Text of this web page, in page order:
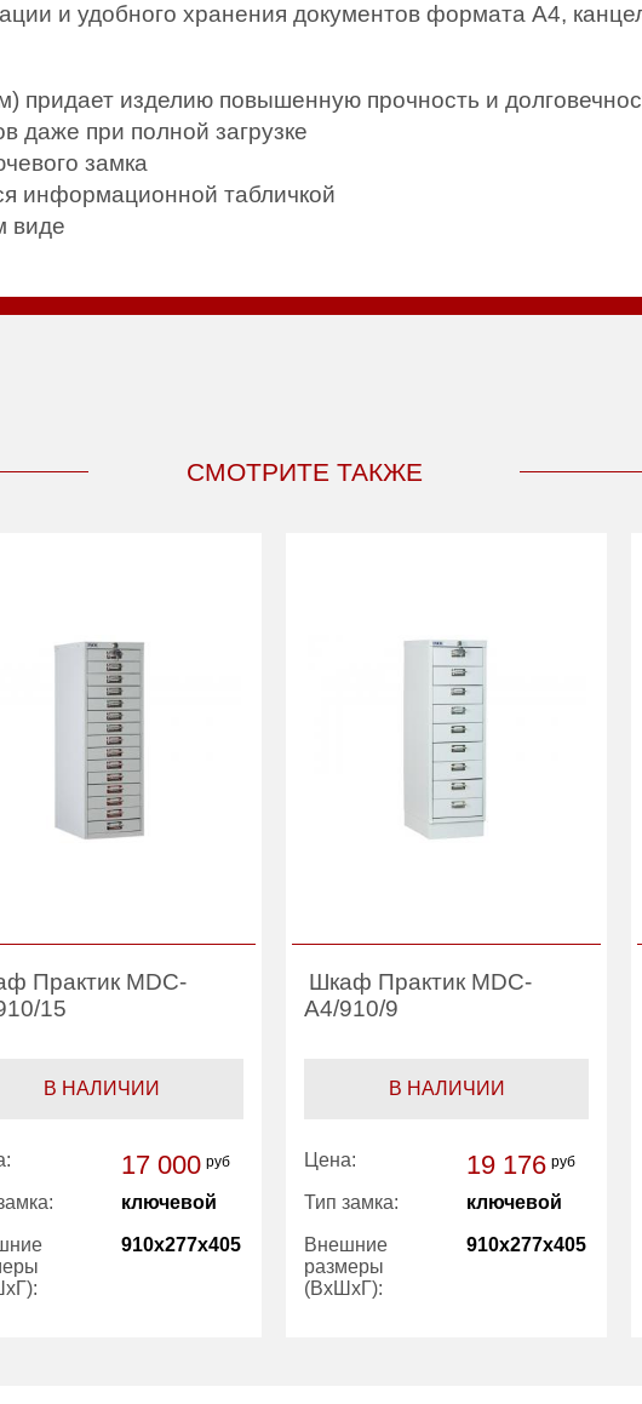
и удобного хранения документов формата А4,
придает изделию повышенную прочность и
даже при полной загрузке
замка
информационной табличкой
виде
СМОТРИТЕ ТАКЖЕ
Практик MDC-
15
В НАЛИЧИИ
17 000 руб
ключевой
910x277x405
Шкаф Практик MDC-
A4/910/9
В НАЛИЧИИ
Цена: 19 176 руб
Тип замка: ключевой
Внешние
размеры
(ВхШхГ):
910x277x405